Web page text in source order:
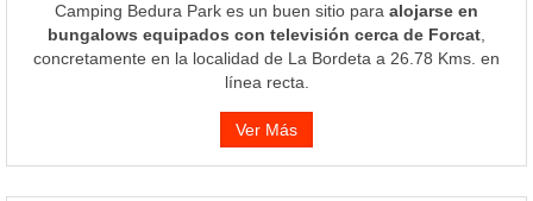
Camping Bedura Park es un buen sitio para alojarse en
bungalows equipados con televisión cerca de Forcat
concretamente en la localidad de La Bordeta a 26.78 Kms. en
línea recta.
Ver Más